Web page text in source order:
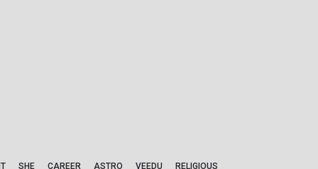
SHE CAREER ASTRO VEEDU RELIGIOUS